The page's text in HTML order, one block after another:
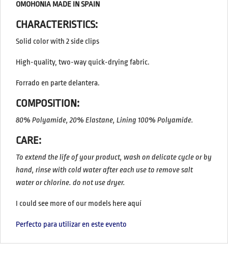
OMOHONIA MADE IN SPAIN
CHARACTERISTICS:
Solid color with 2 side clips
High-quality, two-way quick-drying fabric.
Forrado en parte delantera.
COMPOSITION:
80% Polyamide, 20% Elastane, Lining 100% Polyamide.
CARE:
To extend the life of your product, wash on delicate cycle or by
hand, rinse with cold water after each use to remove salt
water or chlorine. do not use dryer.
I could see more of our models here aquí
Perfecto para utilizar en este evento